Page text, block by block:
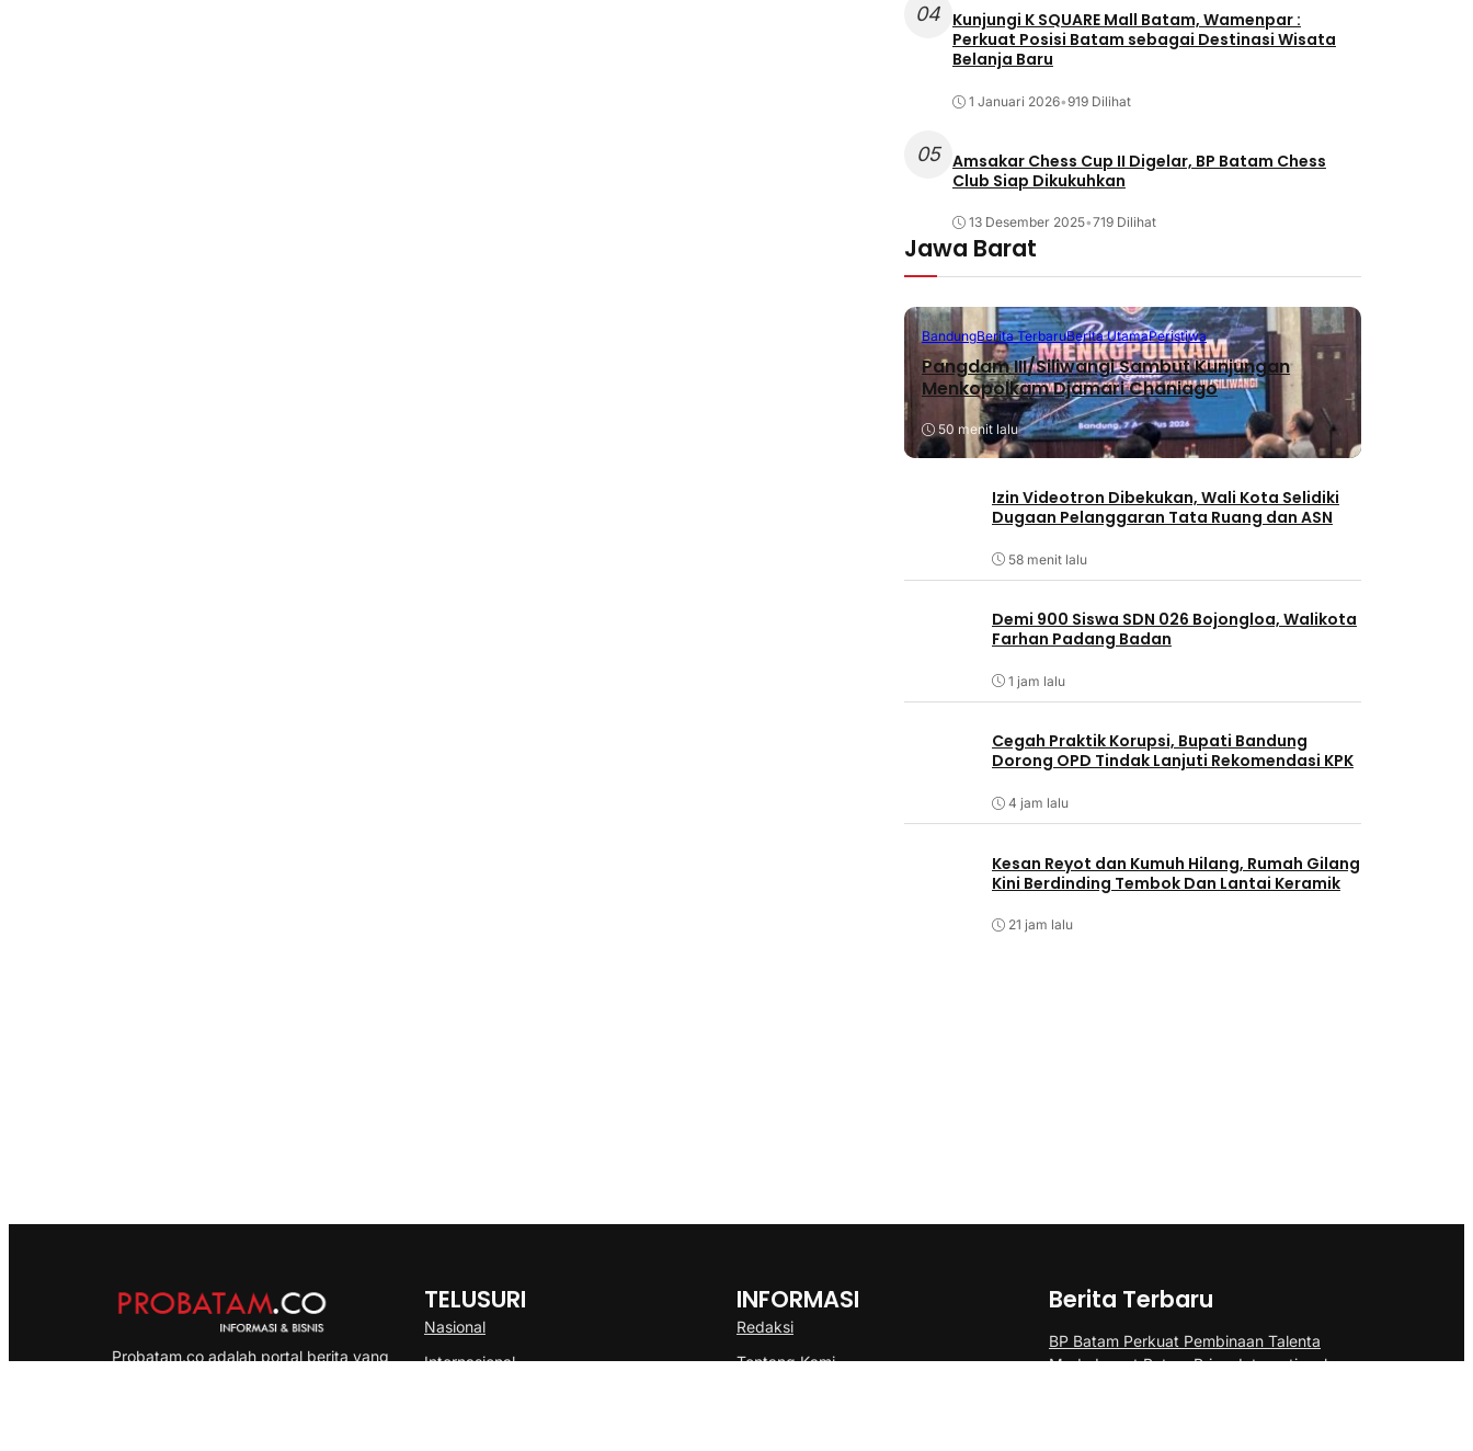
04 Kunjungi K SQUARE Mall Batam, Wamenpar :
Perkuat Posisi Batam sebagai Destinasi Wisata
Belanja Baru
1 Januari 2026•919 Dilihat
05 Amsakar Chess Cup II Digelar, BP Batam Chess
Club Siap Dikukuhkan
13 Desember 2025•719 Dilihat
Jawa Barat
BandungBerita TerbaruBerita UtamaPeristiwa
Pangdam III/Siliwangi Sambut Kunjungan
Menkopolkam Djamari Chaniago
50 menit lalu
Izin Videotron Dibekukan, Wali Kota Selidiki
Dugaan Pelanggaran Tata Ruang dan ASN
58 menit lalu
Demi 900 Siswa SDN 026 Bojongloa, Walikota
Farhan Padang Badan
1 jam lalu
Cegah Praktik Korupsi, Bupati Bandung
Dorong OPD Tindak Lanjuti Rekomendasi KPK
4 jam lalu
Kesan Reyot dan Kumuh Hilang, Rumah Gilang
Kini Berdinding Tembok Dan Lantai Keramik
21 jam lalu
Probatam.co adalah portal berita yang
TELUSURI
Nasional
Internasional
INFORMASI
Redaksi
Tentang Kami
Berita Terbaru
BP Batam Perkuat Pembinaan Talenta
Muda Lewat Batam Prime International